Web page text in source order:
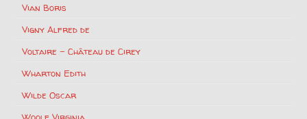
Vian Boris
Vigny Alfred de
Voltaire – Château de Cirey
Wharton Edith
Wilde Oscar